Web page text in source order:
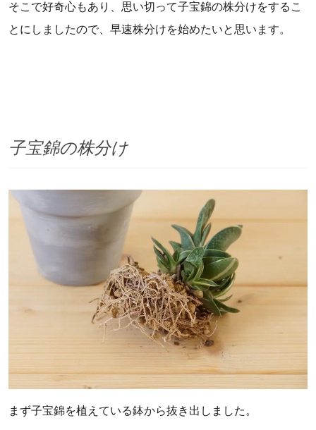
そこで好奇心もあり、思い切って子宝錦の株分けをするこ
とにしましたので、早速株分けを始めたいと思います。
子宝錦の株分け
まず子宝錦を植えている鉢から抜き出しました。